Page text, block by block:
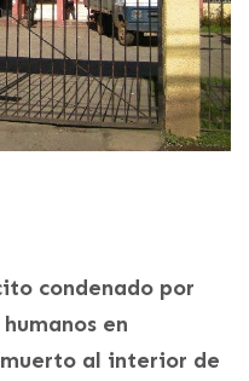
condenado por
en
al interior de